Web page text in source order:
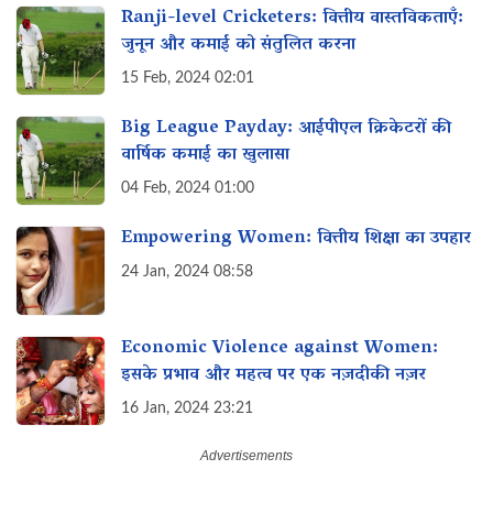
Ranji-level Cricketers: वित्तीय वास्तविकताएँ:
जुनून और कमाई को संतुलित करना
15 Feb, 2024 02:01
Big League Payday: आईपीएल क्रिकेटरों की
वार्षिक कमाई का खुलासा
04 Feb, 2024 01:00
Empowering Women: वित्तीय शिक्षा का उपहार
24 Jan, 2024 08:58
Economic Violence against Women:
इसके प्रभाव और महत्व पर एक नज़दीकी नज़र
16 Jan, 2024 23:21